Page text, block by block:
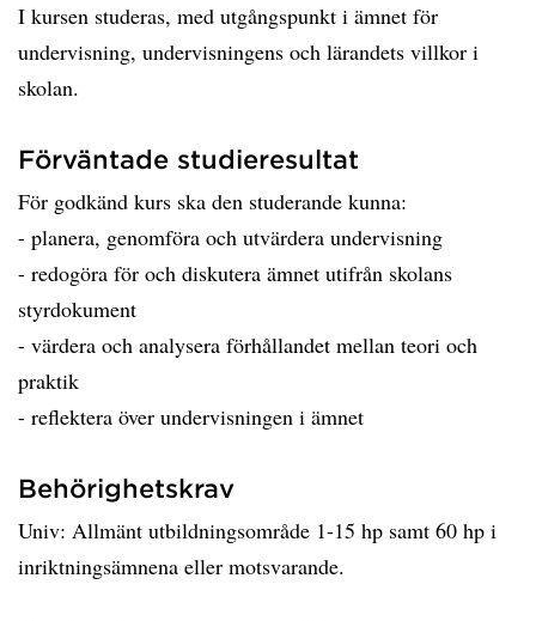
I kursen studeras, med utgångspunkt i ämnet för
undervisning, undervisningens och lärandets villkor i
skolan.
Förväntade studieresultat
För godkänd kurs ska den studerande kunna:
- planera, genomföra och utvärdera undervisning
- redogöra för och diskutera ämnet utifrån skolans
styrdokument
- värdera och analysera förhållandet mellan teori och
praktik
- reflektera över undervisningen i ämnet
Behörighetskrav
Univ: Allmänt utbildningsområde 1-15 hp samt 60 hp i
inriktningsämnena eller motsvarande.